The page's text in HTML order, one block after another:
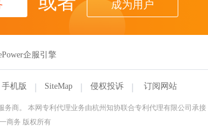
成为用户
企服引擎
手机版 SiteMap 侵权投诉 订阅网站
商。 本网专利代理业务由杭州知协联合专利代理有限公司承接
商务 版权所有